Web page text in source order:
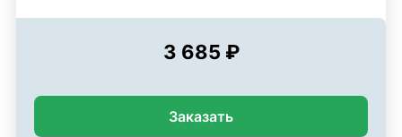
3 685 ₽
Заказать